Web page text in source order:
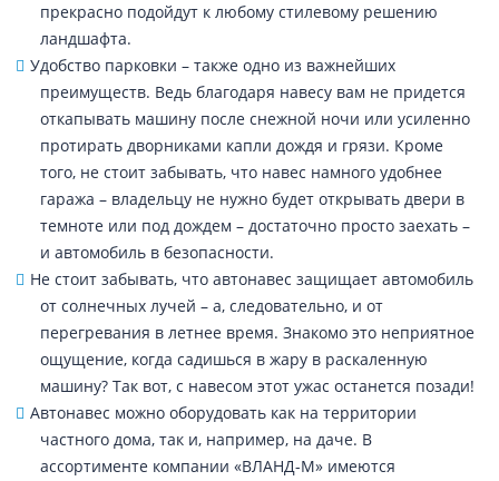
прекрасно подойдут к любому стилевому решению
ландшафта.
Удобство парковки – также одно из важнейших
преимуществ. Ведь благодаря навесу вам не придется
откапывать машину после снежной ночи или усиленно
протирать дворниками капли дождя и грязи. Кроме
того, не стоит забывать, что навес намного удобнее
гаража – владельцу не нужно будет открывать двери в
темноте или под дождем – достаточно просто заехать –
и автомобиль в безопасности.
Не стоит забывать, что автонавес защищает автомобиль
от солнечных лучей – а, следовательно, и от
перегревания в летнее время. Знакомо это неприятное
ощущение, когда садишься в жару в раскаленную
машину? Так вот, с навесом этот ужас останется позади!
Автонавес можно оборудовать как на территории
частного дома, так и, например, на даче. В
ассортименте компании «ВЛАНД-М» имеются